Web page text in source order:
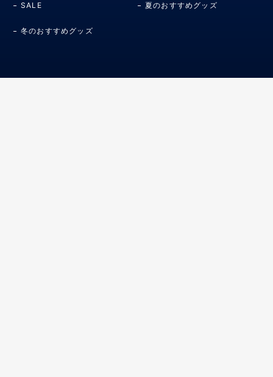
SALE 夏のおすすめグッズ
冬のおすすめグッズ